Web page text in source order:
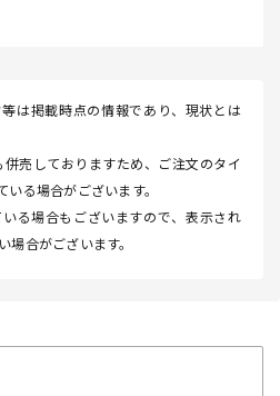
は掲載時点の情報であり、現状とは
売しておりますため、ご注文のタイ
る場合がございます。
る場合もございますので、表示され
合がございます。